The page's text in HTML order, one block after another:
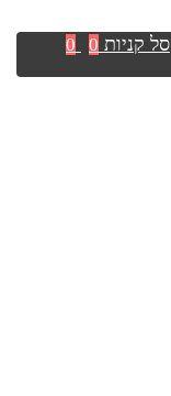
סל קניות 0
0